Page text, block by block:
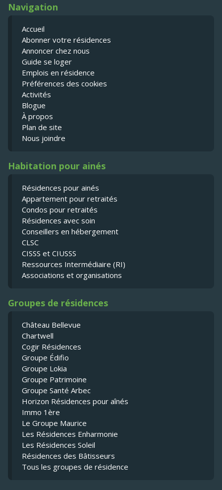
Navigation
Accueil
Abonner votre résidences
Annoncer chez nous
Guide se loger
Emplois en résidence
Préférences des cookies
Activités
Blogue
À propos
Plan de site
Nous joindre
Habitation pour ainés
Résidences pour ainés
Appartement pour retraités
Condos pour retraités
Résidences avec soin
Conseillers en hébergement
CLSC
CISSS et CIUSSS
Ressources Intermédiaire (RI)
Associations et organisations
Groupes de résidences
Château Bellevue
Chartwell
Cogir Résidences
Groupe Édifio
Groupe Lokia
Groupe Patrimoine
Groupe Santé Arbec
Horizon Résidences pour aînés
Immo 1ère
Le Groupe Maurice
Les Résidences Enharmonie
Les Résidences Soleil
Résidences des Bâtisseurs
Tous les groupes de résidence